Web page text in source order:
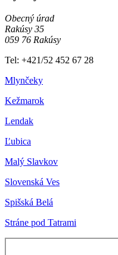
Obecný úrad
Rakúsy 35
059 76 Rakúsy
Tel: +421/52 452 67 28
Mlynčeky
Kežmarok
Lendak
Ľubica
Malý Slavkov
Slovenská Ves
Spišská Belá
Stráne pod Tatrami